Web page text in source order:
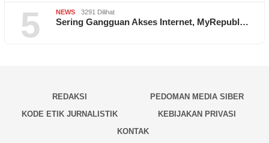
5 NEWS 3291 Dilihat
Sering Gangguan Akses Internet, MyRepubl…
REDAKSI
PEDOMAN MEDIA SIBER
KODE ETIK JURNALISTIK
KEBIJAKAN PRIVASI
KONTAK